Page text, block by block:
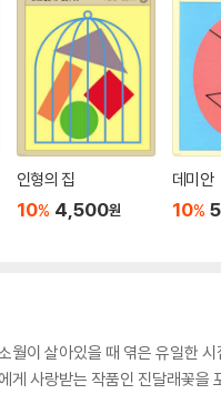
인형의 집
10% 4,500원
데미안
10%
이 살아있을 때 엮은 유일한
사랑받는 작품인 진달래꽃을